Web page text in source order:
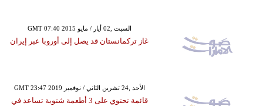
GMT 07:40 2015 السبت ,02 أيار / مايو
غاز تركمانستان قد يصل إلى أوروبا عبر إيران
GMT 23:47 2019 الأحد ,24 تشرين الثاني / نوفمبر
قائمة تحتوي على 3 أطعمة شتوية تساعد في